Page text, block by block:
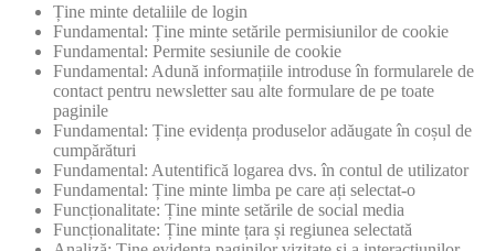
Ține minte detaliile de login
Fundamental: Ține minte setările permisiunilor de cookie
Fundamental: Permite sesiunile de cookie
Fundamental: Adună informațiile introduse în formularele de
contact pentru newsletter sau alte formulare de pe toate
paginile
Fundamental: Ține evidența produselor adăugate în coșul de
cumpărături
Fundamental: Autentifică logarea dvs. în contul de utilizator
Fundamental: Ține minte limba pe care ați selectat-o
Funcționalitate: Ține minte setările de social media
Funcționalitate: Ține minte țara și regiunea selectată